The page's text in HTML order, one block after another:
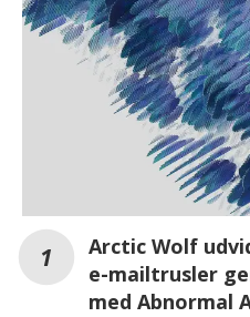
Arctic Wolf
e-mailtrusler
med Abnormal